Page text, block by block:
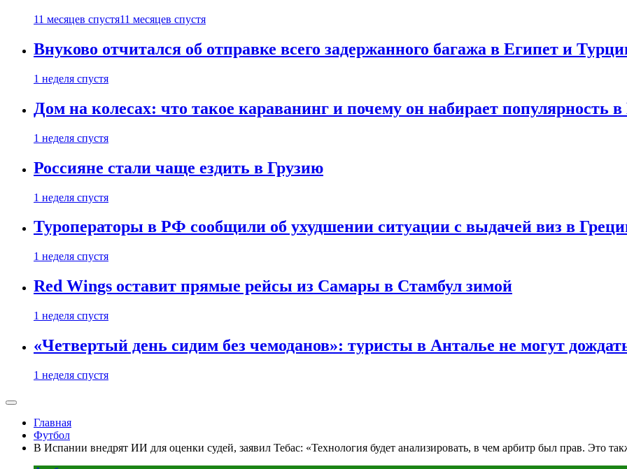
11 месяцев спустя11 месяцев спустя
Внуково отчитался об отправке всего задержанного багажа в Египет и
1 неделя спустя
Дом на колесах: что такое караванинг и почему он набирает популярность в
1 неделя спустя
Россияне стали чаще ездить в Грузию
1 неделя спустя
Туроператоры в РФ сообщили об ухудшении ситуации с выдачей виз в
1 неделя спустя
Red Wings оставит прямые рейсы из Самары в Стамбул зимой
1 неделя спустя
«Четвертый день сидим без чемоданов»: туристы в Анталье не могут
1 неделя спустя
Главная
Футбол
В Испании внедрят ИИ для оценки судей, заявил Тебас: «Технология будет анализировать, в чем арбитр был прав. Это